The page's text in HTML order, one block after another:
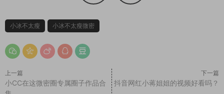
小冰不太瘦 小冰不太瘦微密
上一篇
小CC在这微密圈专属圈子作品合
下一篇
抖音网红小蒋姐姐的视频好看吗？